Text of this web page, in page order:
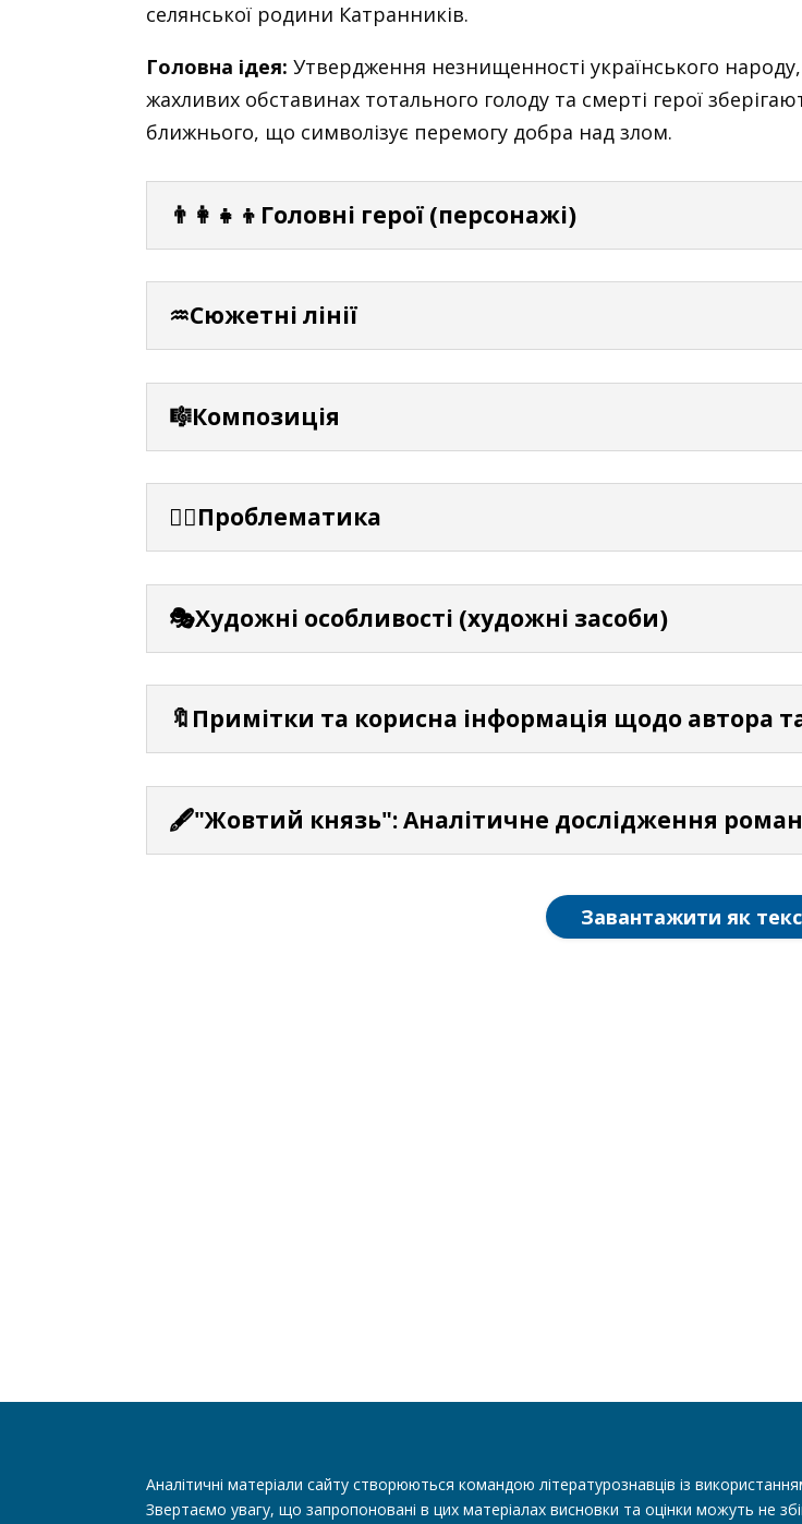
селянської родини Катранників.
Головна ідея: Утвердження незнищенності українського
жахливих обставинах тотального голоду та смерті герої
ближнього, що символізує перемогу добра над злом.
👨‍👩‍👧‍👦Головні герої (персонажі)
♒Сюжетні лінії
🎼Композиція
⛓️‍💥Проблематика
🎭Художні особливості (художні засоби)
🔖Примітки та корисна інформація щодо автора
🖋️"Жовтий князь": Аналітичне дослідження
Завантажити як
Аналітичні матеріали сайту створюються командою літературознавців із
Звертаємо увагу, що запропоновані в цих матеріалах висновки та оцінки можуть не